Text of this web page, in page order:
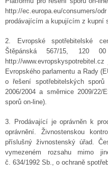
http://ec.europa.eu/consumers/
prodávajícím a kupujícím z kupní
2. Evropské spotřebitelské
Štěpánská 567/15, 120
http://
Evropského parlamentu a Rady
o řešení spotřebitelských
2006/2004 a směrnice 2009/
sporů on-line).
3. Prodávající je oprávněn k
oprávnění. Živnostenskou
příslušný živnostenský úřad.
vymezeném rozsahu mimo
č. 634/1992 Sb., o ochraně